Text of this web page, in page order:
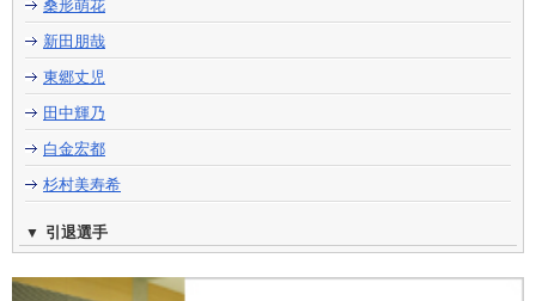
桑形萌花
新田朋哉
東郷丈児
田中輝乃
白金宏都
杉村美寿希
引退選手